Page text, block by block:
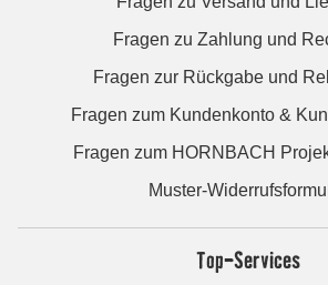
Fragen zu Zahlung und
Fragen zur Rückgabe und
Fragen zum Kundenkonto &
Fragen zum HORNBACH
Muster-
Top-Services